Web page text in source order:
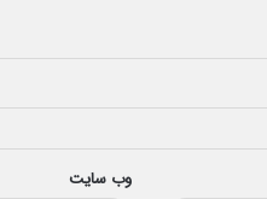
وب‌ سایت